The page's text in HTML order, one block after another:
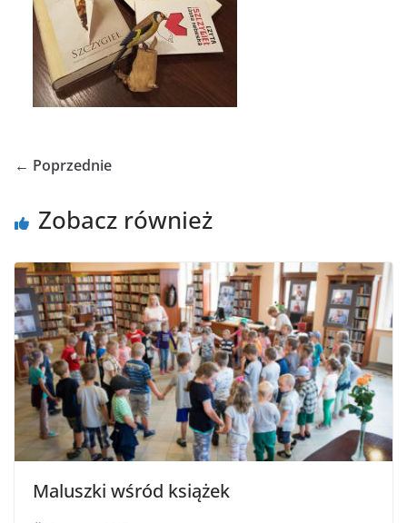
← Poprzednie
Zobacz również
Maluszki wśród książek